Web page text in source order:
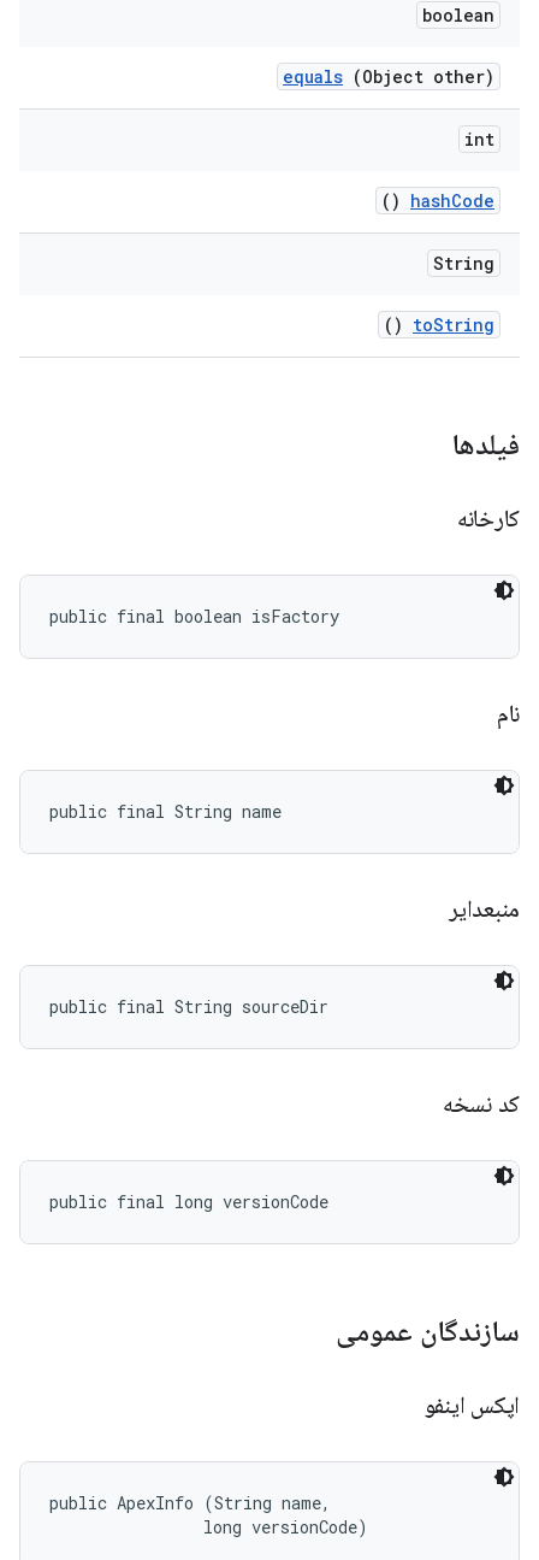
boolean
equals (Object other)
int
hashCode
()
String
toString
()
فیلدها
کارخانه
public final boolean isFactory
نام
public final String name
منبعدایر
public final String sourceDir
کد نسخه
public final long versionCode
سازندگان عمومی
اپکس اینفو
public ApexInfo (String name,
                long versionCode)